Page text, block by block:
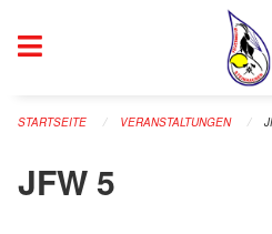
STARTSEITE VERANSTALTUNGEN
JFW 5